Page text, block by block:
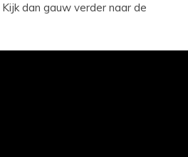
dan gauw verder naar de